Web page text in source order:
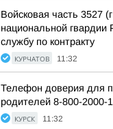
Войсковая часть 3527
национальной
службу по контракту
КУРЧАТОВ 11:32
Телефон доверия для
родителей 8-800-2000-
КУРСК 11:32